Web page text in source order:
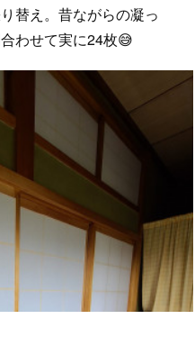
替え。昔ながらの凝っ
わせて実に24枚😅